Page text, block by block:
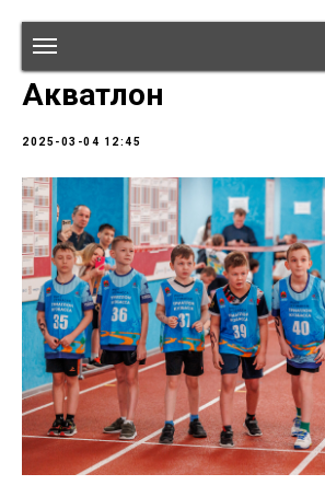
Акватлон
2025-03-04 12:45